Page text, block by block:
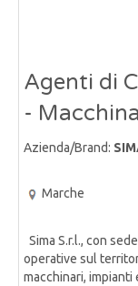
Agenti di
-
Azienda/Brand:
Marche
Sima S.r.l., con
operative sul
macchinari,